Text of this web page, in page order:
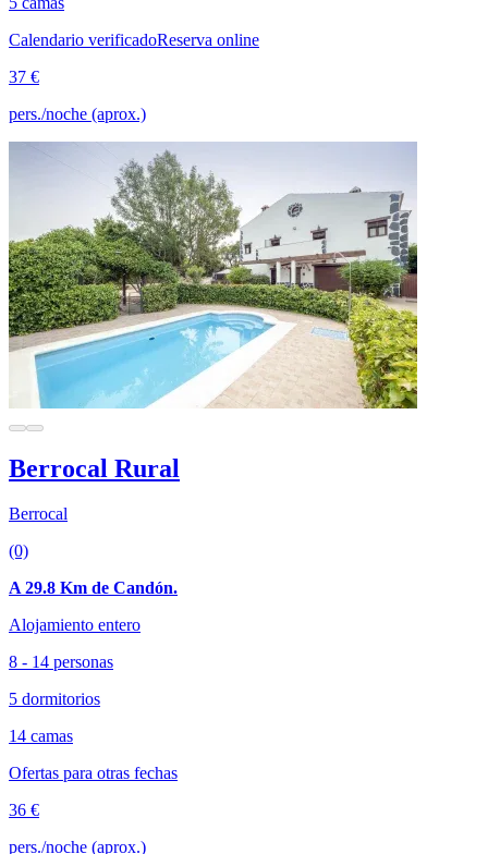
Calendario verificadoReserva online
37 €
pers./noche (aprox.)
Berrocal Rural
Berrocal
(0)
A 29.8 Km de Candón.
Alojamiento entero
8 - 14 personas
5 dormitorios
14 camas
Ofertas para otras fechas
36 €
pers./noche (aprox.)